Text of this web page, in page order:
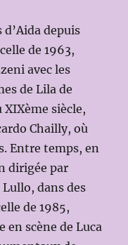
depuis
de 1963,
avec les
de Lila de
siècle,
Chailly, où
Entre temps, en
dirigée par
dans des
de 1985,
en scène de Luca